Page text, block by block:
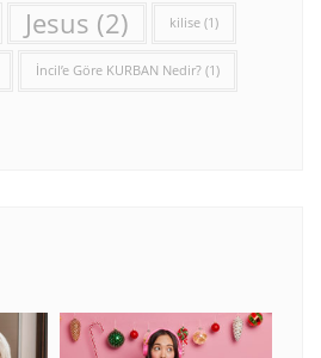
Jesus (2) kilise (1)
İncil’e Göre KURBAN Nedir? (1)